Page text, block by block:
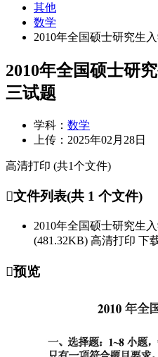
其他
数学
2010年全国硕士研究生
2010年全国硕士研
三试题
学科： 数学
上传： 2025年02月28日
高清打印 (共1个文件)
文件列表(共 1 个文件)
2010年全国硕士研究生
(481.32KB) 高清打印 下
预览